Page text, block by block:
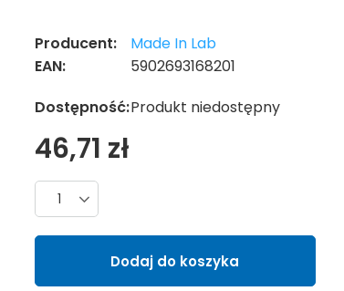
Producent:
Made In Lab
EAN:
5902693168201
Dostępność:Produkt niedostępny
46,71 zł
Liczba produktów
Dodaj do koszyka